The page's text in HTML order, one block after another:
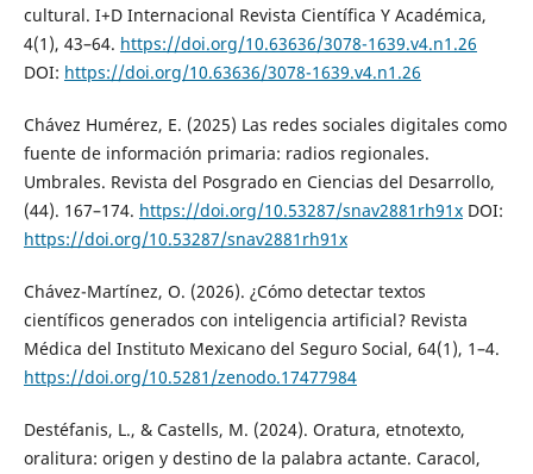
cultural. I+D Internacional Revista Científica Y Académica,
4(1), 43–64. https://doi.org/10.63636/3078-1639.v4.n1.26
DOI: https://doi.org/10.63636/3078-1639.v4.n1.26
Chávez Humérez, E. (2025) Las redes sociales digitales como
fuente de información primaria: radios regionales.
Umbrales. Revista del Posgrado en Ciencias del Desarrollo,
(44). 167–174. https://doi.org/10.53287/snav2881rh91xDOI:
https://doi.org/10.53287/snav2881rh91x
Chávez-Martínez, O. (2026). ¿Cómo detectar textos
científicos generados con inteligencia artificial? Revista
Médica del Instituto Mexicano del Seguro Social, 64(1), 1–4.
https://doi.org/10.5281/zenodo.17477984
Destéfanis, L., & Castells, M. (2024). Oratura, etnotexto,
oralitura: origen y destino de la palabra actante. Caracol,